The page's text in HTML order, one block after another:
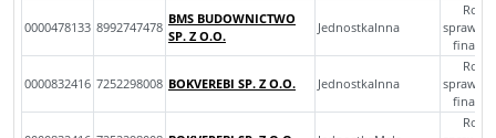
0000478133 8992747478
BMS BUDOWNICTWO
SP. Z O.O.
JednostkaInna
0000832416 7252298008 BOKVEREBI SP. Z O.O. JednostkaInna